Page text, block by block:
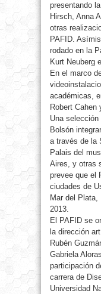
presentando
Hirsch, Anna
otras
PAFID.
rodado en la
Kurt Neuberg
En el marco
académicas,
Robert Cahen
Una selección
Bolsón
a través de la
Palais del
Aires, y otras
prevee que el
ciudades de
Mar del Plata,
2013.
El PAFID se
la dirección
Rubén
Gabriela
participación
carrera de
Universidad